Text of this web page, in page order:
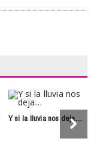
Y si la lluvia nos deja…